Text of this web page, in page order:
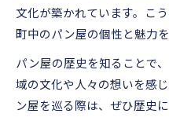
文化が築かれています。こ
町中のパン屋の個性と魅力
パン屋の歴史を知ることで
域の文化や人々の想いを感
ン屋を巡る際は、ぜひ歴史